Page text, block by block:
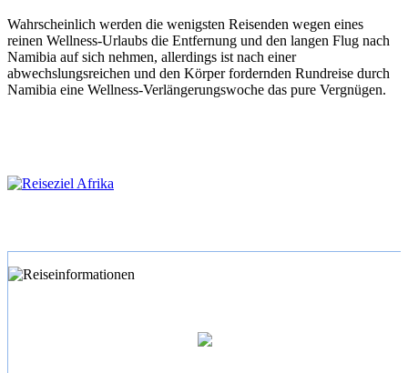
Wahrscheinlich werden die wenigsten Reisenden wegen eines
reinen Wellness-Urlaubs die Entfernung und den langen Flug nach
Namibia auf sich nehmen, allerdings ist nach einer
abwechslungsreichen und den Körper fordernden Rundreise durch
Namibia eine Wellness-Verlängerungswoche das pure Vergnügen.